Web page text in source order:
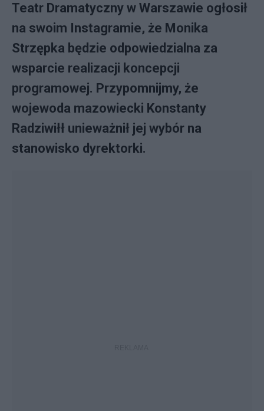
Teatr Dramatyczny w Warszawie ogłosił
na swoim Instagramie, że Monika
Strzępka będzie odpowiedzialna za
wsparcie realizacji koncepcji
programowej. Przypomnijmy, że
wojewoda mazowiecki Konstanty
Radziwiłł unieważnił jej wybór na
stanowisko dyrektorki.